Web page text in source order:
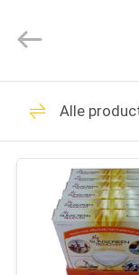
HUIS
ONGEVEER
CO.,LTD.
Alle